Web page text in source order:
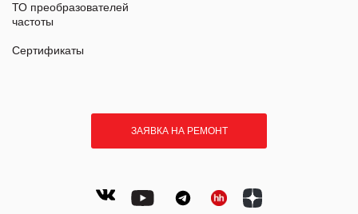
ТО преобразователей
частоты
Сертификаты
ЗАЯВКА НА РЕМОНТ